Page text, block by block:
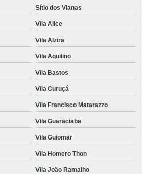
Sítio dos Vianas
Vila Alice
Vila Alzira
Vila Aquilino
Vila Bastos
Vila Curuçá
Vila Francisco Matarazzo
Vila Guaraciaba
Vila Guiomar
Vila Homero Thon
Vila João Ramalho